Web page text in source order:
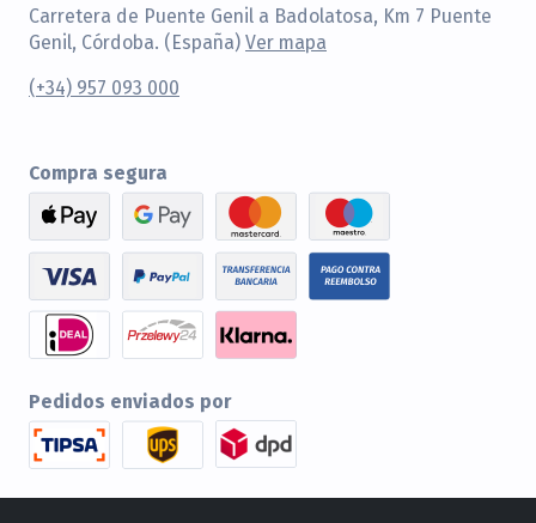
Carretera de Puente Genil a Badolatosa, Km 7 Puente
Genil, Córdoba. (España)Ver mapa
(+34) 957 093 000
Compra segura
Pedidos enviados por